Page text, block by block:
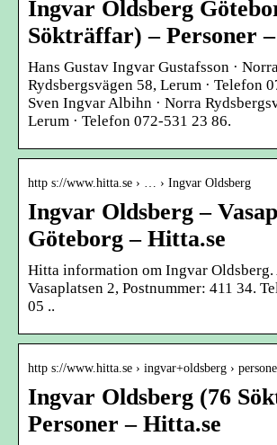
Ingvar Oldsberg
Sökträffar) – Personer
Hans Gustav Ingvar Gustafsson · Norra
Rydsbergsvägen 58, Lerum · Telefon
Sven Ingvar Albihn · Norra
Lerum · Telefon 072-531 23 86.
http s://www.hitta.se › … › Ingvar Oldsberg
Ingvar Oldsberg –
Göteborg – Hitta.se
Hitta information om Ingvar Oldsberg.
Vasaplatsen 2, Postnummer: 411 34.
05 ..
http s://www.hitta.se › ingvar+oldsberg ›
Ingvar Oldsberg (76
Personer – Hitta.se